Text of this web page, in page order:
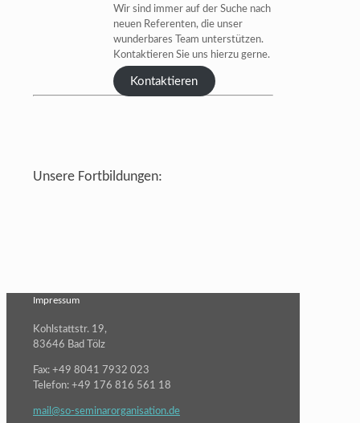
Wir sind immer auf der Suche nach
neuen Referenten, die unser
wunderbares Team unterstützen.
Kontaktieren Sie uns hierzu gerne.
Kontaktieren
Unsere Fortbildungen:
Impressum
Kohlstattstr. 19,
83646 Bad Tölz
Fax: +49 8041 7932 023
Telefon: +49 176 816 561 18
mail@so-seminarorganisation.de